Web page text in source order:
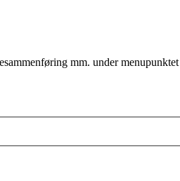
mm. under